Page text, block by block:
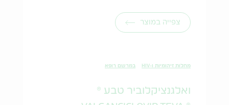
צפייה במוצר
מחלות זיהומיות ו-HIV במרשם רופא
ואלגנציקלוביר טבע ®